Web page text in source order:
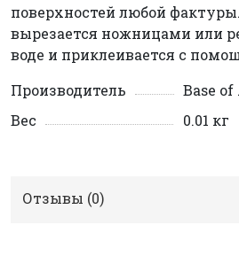
поверхностей любой
вырезается ножницами или
воде и приклеивается с
Производитель
Base
Вес
0.01 кг
Отзывы (0)